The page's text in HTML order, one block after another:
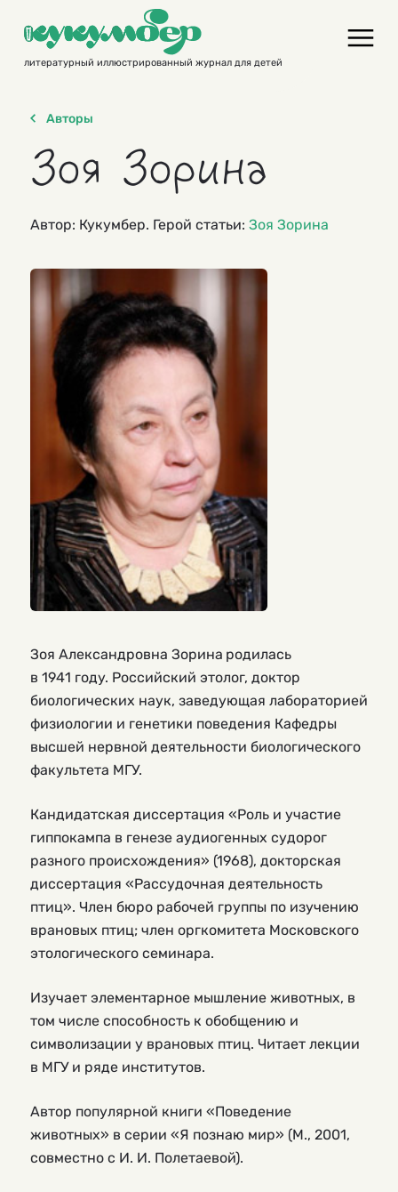
contentлитературный иллюстрированный журнал для детей
Авторы
Зоя Зорина
Автор: Кукумбер. Герой статьи: Зоя Зорина
Зоя Александровна Зорина родилась
в 1941 году. Российский этолог, доктор
биологических наук, заведующая лабораторией
физиологии и генетики поведения Кафедры
высшей нервной деятельности биологического
факультета МГУ.
Кандидатская диссертация «Роль и участие
гиппокампа в генезе аудиогенных судорог
разного происхождения» (1968), докторская
диссертация «Рассудочная деятельность
птиц». Член бюро рабочей группы по изучению
врановых птиц; член оргкомитета Московского
этологического семинара.
Изучает элементарное мышление животных, в
том числе способность к обобщению и
символизации у врановых птиц. Читает лекции
в МГУ и ряде институтов.
Автор популярной книги «Поведение
животных» в серии «Я познаю мир» (М., 2001,
совместно с И. И. Полетаевой).